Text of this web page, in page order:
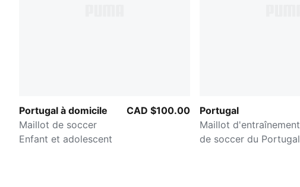
Portugal à domicile
Maillot de soccer
Enfant et adolescent
CAD $100.00
Portugal
Maillot d'entraînement
de soccer du Portugal